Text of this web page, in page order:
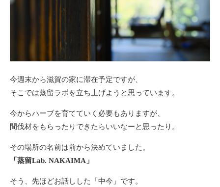
今週末から滋賀の家に滞在予定ですが、
そこでは蒸留ラボを立ち上げようと思っています。
今からハーブを育てていく必要もありますが、
間伐材をもらったりできたらいいなーと思ったり。
その場所の名前は前から決めていました。
「蒸留Lab. NAKAIMA」
そう、先ほどお話しした「中今」です。